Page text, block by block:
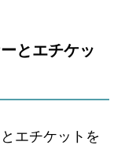
とエチケッ
エチケットを